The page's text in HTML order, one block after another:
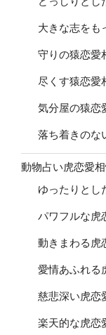
大きな志をも
守りの猿恋愛
尽くす猿恋愛
気分屋の猿恋
落ち着きのな
動物占い虎恋愛
ゆったりとし
パワフルな虎
動きまわる虎
愛情あふれる
慈悲深い虎恋
楽天的な虎恋